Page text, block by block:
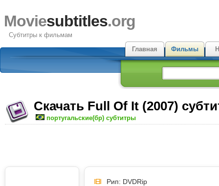
Moviesubtitles.org
Субтитры к фильмам
Главная
Фильмы
Скачать Full Of It (2007)
португальские(бр) субтитры
Рип: DVDRip